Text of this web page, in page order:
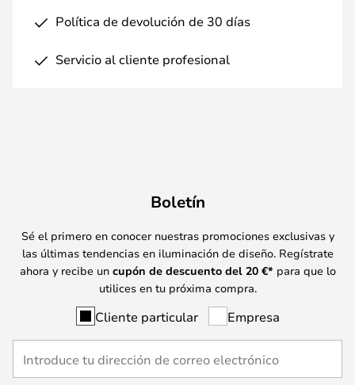
Política de devolución de 30 días
Servicio al cliente profesional
Boletín
Sé el primero en conocer nuestras promociones exclusivas y
las últimas tendencias en iluminación de diseño. Regístrate
ahora y recibe un cupón de descuento del 20 €* para que lo
utilices en tu próxima compra.
Cliente particular Empresa